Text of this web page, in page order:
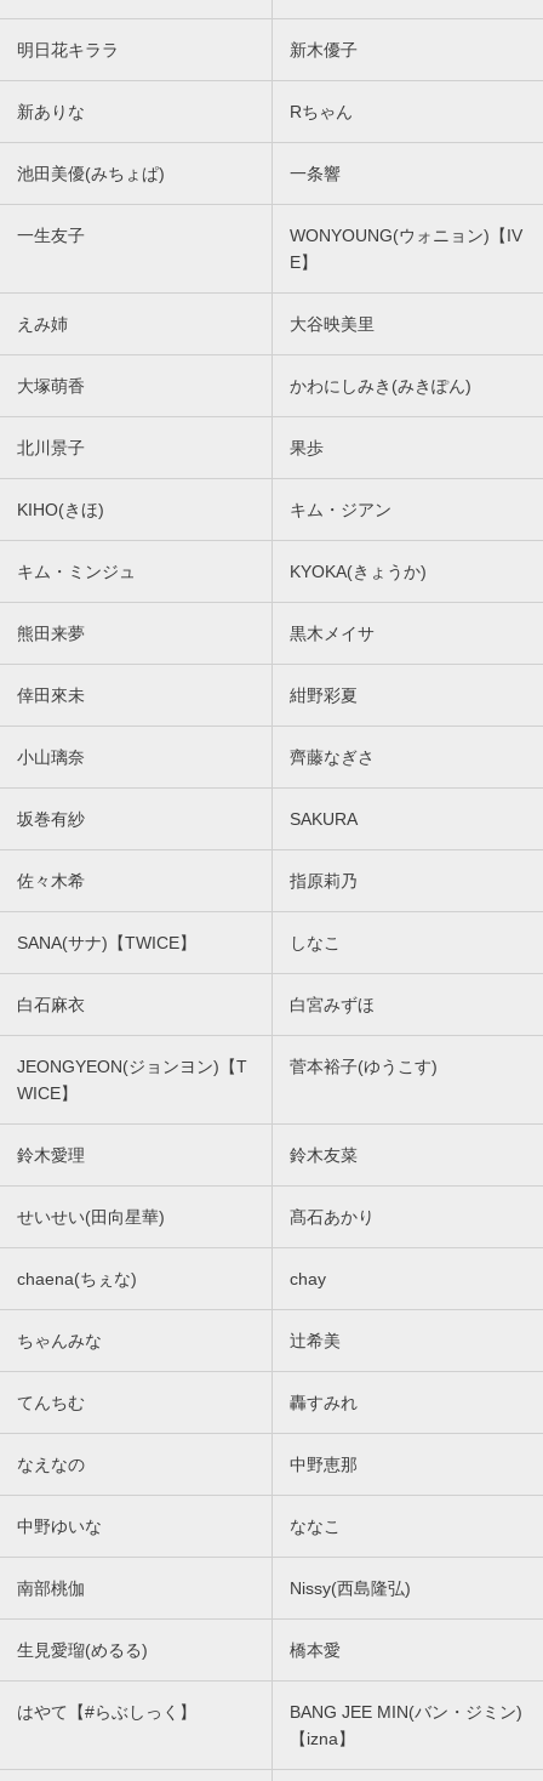
明日花キララ 新木優子
新ありな Rちゃん
池田美優(みちょぱ) 一条響
一生友子
WONYOUNG(ウォニョン)【IV
E】
えみ姉 大谷映美里
大塚萌香 かわにしみき(みきぽん)
北川景子 果歩
KIHO(きほ) キム・ジアン
キム・ミンジュ KYOKA(きょうか)
熊田来夢 黒木メイサ
倖田來未 紺野彩夏
小山璃奈 齊藤なぎさ
坂巻有紗 SAKURA
佐々木希 指原莉乃
SANA(サナ)【TWICE】 しなこ
白石麻衣 白宮みずほ
JEONGYEON(ジョンヨン)【T
WICE】
菅本裕子(ゆうこす)
鈴木愛理 鈴木友菜
せいせい(田向星華) 髙石あかり
chaena(ちぇな) chay
ちゃんみな 辻希美
てんちむ 轟すみれ
なえなの 中野恵那
中野ゆいな ななこ
南部桃伽 Nissy(西島隆弘)
生見愛瑠(めるる) 橋本愛
はやて【#らぶしっく】
BANG JEE MIN(バン・ジミン)
【izna】